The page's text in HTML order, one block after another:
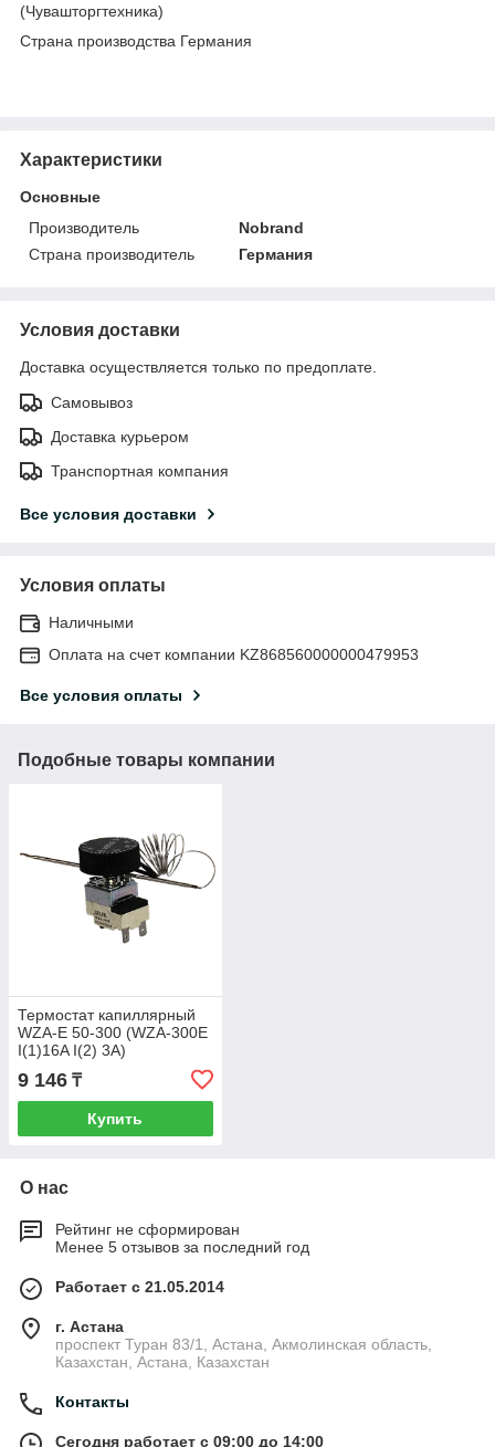
(Чувашторгтехника)
Страна производства Германия
Характеристики
Основные
Производитель
Nobrand
Страна производитель
Германия
Условия доставки
Доставка осуществляется только по предоплате.
Самовывоз
Доставка курьером
Транспортная компания
Все условия доставки
Условия оплаты
Наличными
Оплата на счет компании KZ868560000000479953
Все условия оплаты
Подобные товары компании
Термостат капиллярный
WZA-E 50-300 (WZA-300E
I(1)16A I(2) 3A)
9 146 ₸
Купить
О нас
Рейтинг не сформирован
Менее 5 отзывов за последний год
Работает с 21.05.2014
г. Астана
проспект Туран 83/1, Астана, Акмолинская область,
Казахстан, Астана, Казахстан
Контакты
Сегодня работает с 09:00 до 14:00